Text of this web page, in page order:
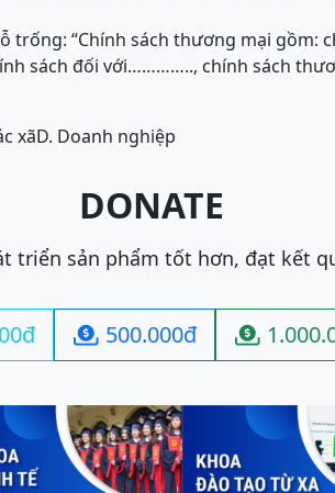
trống: “Chính sách thương mại gồm:
sách đối với………….., chính sách
xãD. Doanh nghiệp
DONATE
triển sản phẩm tốt hơn, đạt kết
 500.000đ 